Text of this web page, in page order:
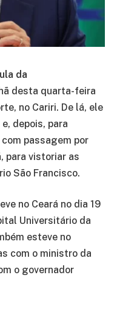
da
desta quarta-feira
no Cariri. De lá, ele
depois, para
com passagem por
para vistoriar as
São Francisco.
no Ceará no dia 19
Universitário da
esteve no
com o ministro da
o governador